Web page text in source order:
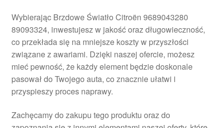
Zamówienia
Zasady i warunki
Wybierając Brzdowe Światło Citroën 9689043280
89093324, inwestujesz w jakość oraz długowieczność,
co przekłada się na mniejsze koszty w przyszłości
związane z awariami. Dzięki naszej ofercie, możesz
mieć pewność, że każdy element będzie doskonale
pasował do Twojego auta, co znacznie ułatwi i
przyspieszy proces naprawy.
Zachęcamy do zakupu tego produktu oraz do